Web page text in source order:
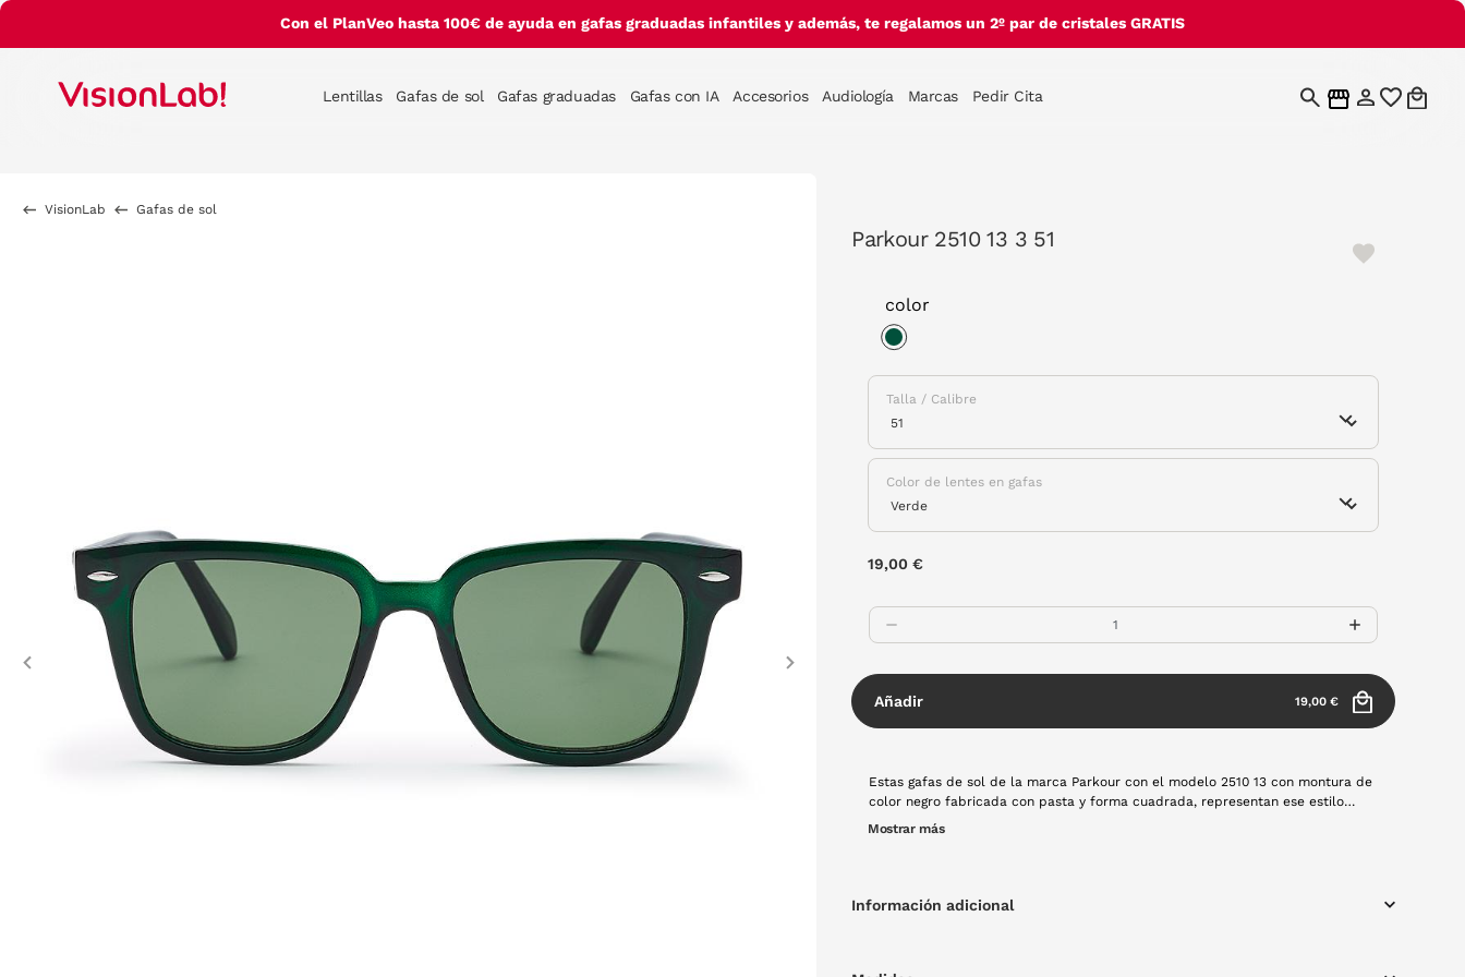
Con el PlanVeo hasta 100€ de ayuda en gafas graduadas infantiles y además, te regalamos un 2º par de cristales GRATIS
Lentillas Gafas de sol Gafas graduadas Gafas con IA Accesorios Audiología Marcas Pedir Cita
VisionLab Gafas de sol
Previous
Parkour 2510 13 3 51
color
Talla / Calibre
Color de lentes en gafas
19,00 €
Añadir 19,00 €
Estas gafas de sol de la marca Parkour con el modelo 2510 13 con montura de
color negro fabricada con pasta y forma cuadrada, representan ese estilo
urbano y vintage en una sola gafa. Aportan esa elegancia y frescura que tanto
Mostrar más
Información adicional